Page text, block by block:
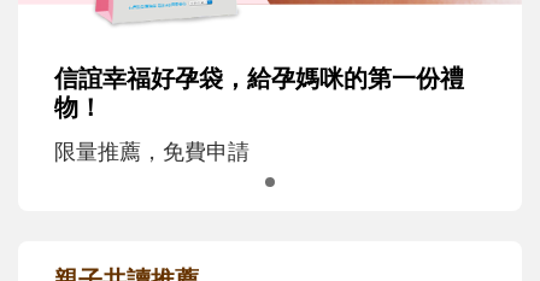
信誼幸福好孕袋，給孕媽咪的第一份禮
物！
限量推薦，免費申請